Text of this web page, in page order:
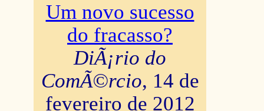
Um novo sucesso
do fracasso?
DiÃ¡rio do
ComÃ©rcio, 14 de
fevereiro de 2012